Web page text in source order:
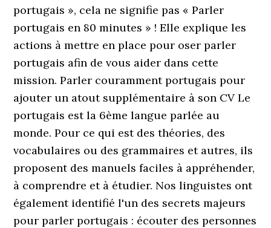
portugais », cela ne signifie pas « Parler
portugais en 80 minutes » ! Elle explique les
actions à mettre en place pour oser parler
portugais afin de vous aider dans cette
mission. Parler couramment portugais pour
ajouter un atout supplémentaire à son CV Le
portugais est la 6ème langue parlée au
monde. Pour ce qui est des théories, des
vocabulaires ou des grammaires et autres, ils
proposent des manuels faciles à appréhender,
à comprendre et à étudier. Nos linguistes ont
également identifié l'un des secrets majeurs
pour parler portugais : écouter des personnes